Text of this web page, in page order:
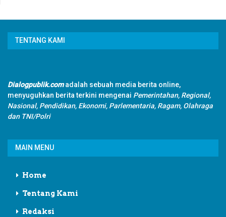
TENTANG KAMI
Dialogpublik.comadalah sebuah media berita online,
menyuguhkan berita terkini mengenai Pemerintahan, Regional,
Nasional, Pendidikan, Ekonomi, Parlementaria, Ragam, Olahraga
dan TNI/Polri
MAIN MENU
Home
Tentang Kami
Redaksi